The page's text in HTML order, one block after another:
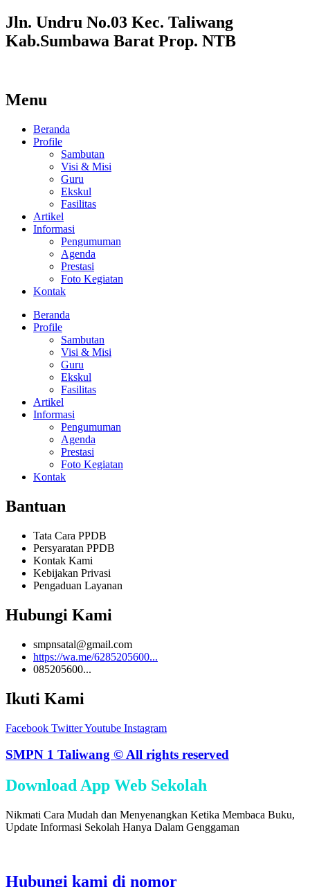
Jln. Undru No.03 Kec. Taliwang
Kab.Sumbawa Barat Prop. NTB
Menu
Beranda
Profile
Sambutan
Visi & Misi
Guru
Ekskul
Fasilitas
Artikel
Informasi
Pengumuman
Agenda
Prestasi
Foto Kegiatan
Kontak
Beranda
Profile
Sambutan
Visi & Misi
Guru
Ekskul
Fasilitas
Artikel
Informasi
Pengumuman
Agenda
Prestasi
Foto Kegiatan
Kontak
Bantuan
Tata Cara PPDB
Persyaratan PPDB
Kontak Kami
Kebijakan Privasi
Pengaduan Layanan
Hubungi Kami
smpnsatal@gmail.com
https://wa.me/6285205600...
085205600...
Ikuti Kami
Facebook TwitterYoutube Instagram
SMPN 1 Taliwang © All rights reserved
Download App Web Sekolah
Nikmati Cara Mudah dan Menyenangkan Ketika Membaca Buku,
Update Informasi Sekolah Hanya Dalam Genggaman
Hubungi kami di nomor